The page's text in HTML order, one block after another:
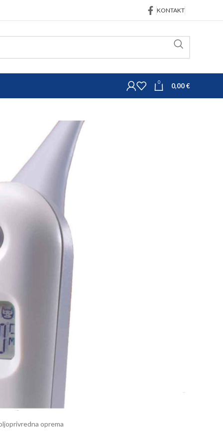
KONTAKT
0 0,00€
Oprema za veterinu
termometar
dana.
DODAJ U KOŠARICU
oprema